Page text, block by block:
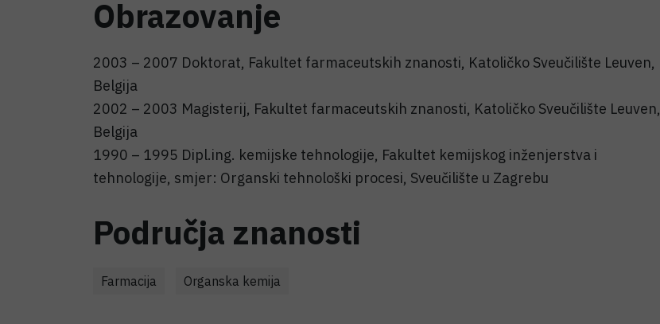
Obrazovanje
2003 – 2007 Doktorat, Fakultet farmaceutskih znanosti, Katoličko Sveučilište Leuven,
Belgija
2002 – 2003 Magisterij, Fakultet farmaceutskih znanosti, Katoličko Sveučilište Leuven,
Belgija
1990 – 1995 Dipl.ing. kemijske tehnologije, Fakultet kemijskog inženjerstva i
tehnologije, smjer: Organski tehnološki procesi, Sveučilište u Zagrebu
Područja znanosti
Farmacija Organska kemija